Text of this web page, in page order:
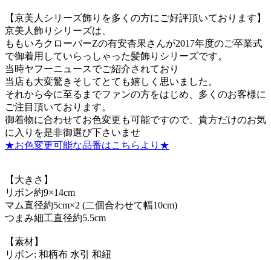
【京美人シリーズ飾りを多くの方にご好評頂いております】
京美人飾りシリーズは、
ももいろクローバーZの有安杏果さんが2017年度のご卒業式
で御着用していらっしゃった髪飾りシリーズです。
当時ヤフーニュースでご紹介されており
当店も大変驚きそしてとても嬉しく思いました。
それから今に至るまでファンの方をはじめ、多くのお客様に
ご注目頂いております。
御着物に合わせてお色変更も可能ですので、貴方だけのお気
に入りを是非御選び下さいませ
★お色変更可能な品番はこちらより★
【大きさ】
リボン約9×14cm
マム直径約5cm×2 (二個合わせて幅10cm)
つまみ細工直径約5.5cm
【素材】
リボン: 和柄布 水引 和紐